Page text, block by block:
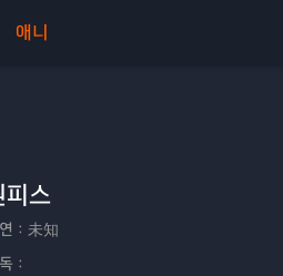
애니
피스
： 未知
：